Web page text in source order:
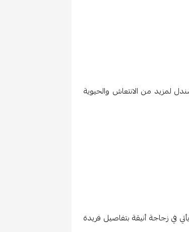
لمزيد من الانتعاش والحيوية
في زجاجة أنيقة بتفاصيل فريدة